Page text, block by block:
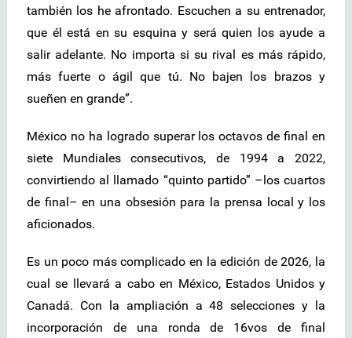
también los he afrontado. Escuchen a su entrenador,
que él está en su esquina y será quien los ayude a
salir adelante. No importa si su rival es más rápido,
más fuerte o ágil que tú. No bajen los brazos y
sueñen en grande”.
México no ha logrado superar los octavos de final en
siete Mundiales consecutivos, de 1994 a 2022,
convirtiendo al llamado “quinto partido” –los cuartos
de final– en una obsesión para la prensa local y los
aficionados.
Es un poco más complicado en la edición de 2026, la
cual se llevará a cabo en México, Estados Unidos y
Canadá. Con la ampliación a 48 selecciones y la
incorporación de una ronda de 16vos de final